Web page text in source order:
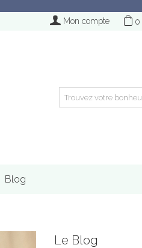
0
Mon compte
Blog
Le Blog